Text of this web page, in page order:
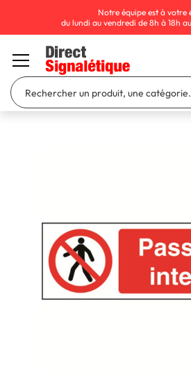
Notre équipe est à votre
du lundi au vendredi de 8h à 18h au